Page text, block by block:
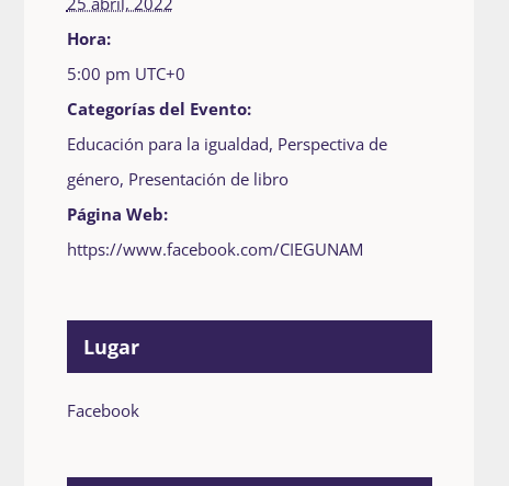
Hora:
5:00 pm UTC+0
Categorías del Evento:
Educación para la igualdad, Perspectiva de
género, Presentación de libro
Página Web:
https://www.facebook.com/CIEGUNAM
Lugar
Facebook